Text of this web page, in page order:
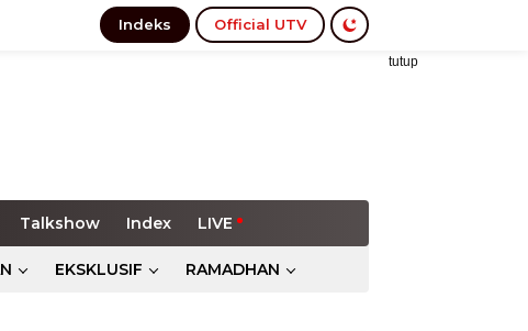
Indeks Official UTV
tutup
Talkshow Index LIVE
EKSKLUSIF RAMADHAN